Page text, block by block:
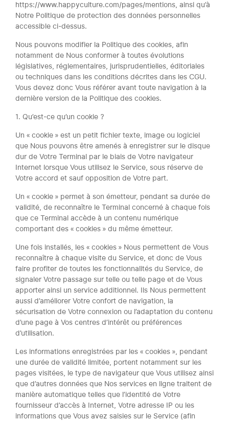
https://www.happyculture.com/pages/mentions, ainsi qu’à
Notre Politique de protection des données personnelles
accessible ci-dessus.
Nous pouvons modifier la Politique des cookies, afin
notamment de Nous conformer à toutes évolutions
législatives, réglementaires, jurisprudentielles, éditoriales
ou techniques dans les conditions décrites dans les CGU.
Vous devez donc Vous référer avant toute navigation à la
dernière version de la Politique des cookies.
1. Qu’est-ce qu’un cookie ?
Un « cookie » est un petit fichier texte, image ou logiciel
que Nous pouvons être amenés à enregistrer sur le disque
dur de Votre Terminal par le biais de Votre navigateur
Internet lorsque Vous utilisez le Service, sous réserve de
Votre accord et sauf opposition de Votre part.
Un « cookie » permet à son émetteur, pendant sa durée de
validité, de reconnaître le Terminal concerné à chaque fois
que ce Terminal accède à un contenu numérique
comportant des « cookies » du même émetteur.
Une fois installés, les « cookies » Nous permettent de Vous
reconnaître à chaque visite du Service, et donc de Vous
faire profiter de toutes les fonctionnalités du Service, de
signaler Votre passage sur telle ou telle page et de Vous
apporter ainsi un service additionnel. Ils Nous permettent
aussi d’améliorer Votre confort de navigation, la
sécurisation de Votre connexion ou l’adaptation du contenu
d’une page à Vos centres d’intérêt ou préférences
d’utilisation.
Les informations enregistrées par les « cookies », pendant
une durée de validité limitée, portent notamment sur les
pages visitées, le type de navigateur que Vous utilisez ainsi
que d’autres données que Nos services en ligne traitent de
manière automatique telles que l’identité de Votre
fournisseur d’accès à Internet, Votre adresse IP ou les
informations que Vous avez saisies sur le Service (afin